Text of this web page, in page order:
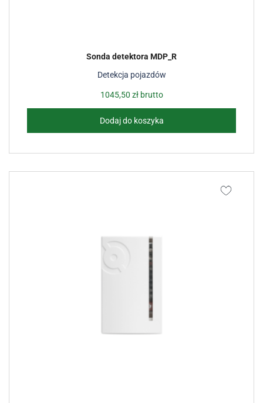
Detekcja pojazdów
Sonda detektora MDP_R
1045,50 złbrutto
Dodaj do koszyka